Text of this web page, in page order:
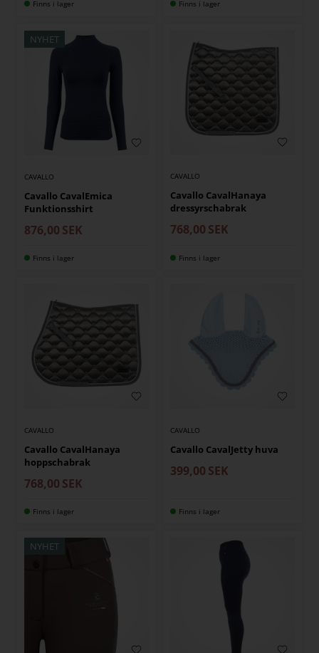
Finns i lager Finns i lager
NYHET
CAVALLO
Cavallo CavalEmica
Funktionsshirt
876,00 SEK
Finns i lager
CAVALLO
Cavallo CavalHanaya
dressyrschabrak
768,00 SEK
Finns i lager
CAVALLO
Cavallo CavalHanaya
hoppschabrak
768,00 SEK
Finns i lager
CAVALLO
Cavallo CavalJetty huva
399,00 SEK
Finns i lager
NYHET